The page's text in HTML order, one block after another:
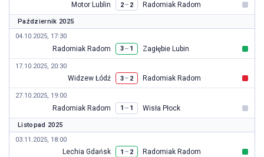
Motor Lublin 2– 2 Radomiak Radom
Październik 2025
04.10.2025, 17:30
Radomiak Radom 3– 1 Zagłębie Lubin
17.10.2025, 20:30
Widzew Łódź 3– 2 Radomiak Radom
27.10.2025, 19:00
Radomiak Radom 1 – 1 Wisła Płock
Listopad 2025
03.11.2025, 18:00
Lechia Gdańsk 1 – 2 Radomiak Radom